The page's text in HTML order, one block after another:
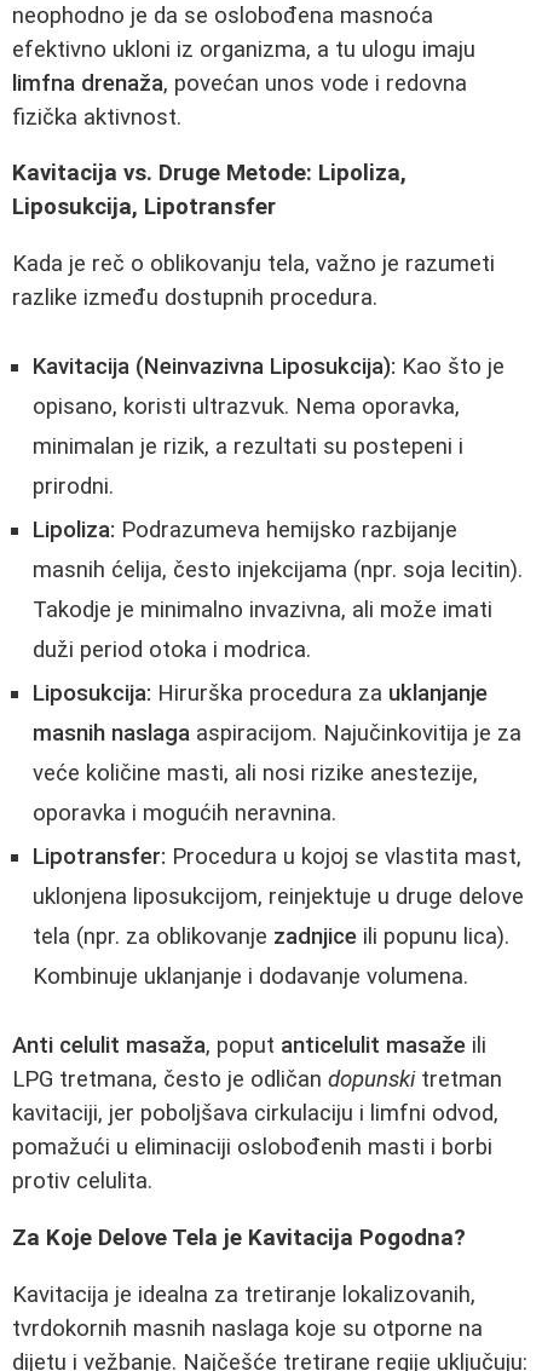
neophodno je da se oslobođena masnoća
efektivno ukloni iz organizma, a tu ulogu imaju
limfna drenaža, povećan unos vode i redovna
fizička aktivnost.
Kavitacija vs. Druge Metode: Lipoliza,
Liposukcija, Lipotransfer
Kada je reč o oblikovanju tela, važno je razumeti
razlike između dostupnih procedura.
Kavitacija (Neinvazivna Liposukcija): Kao što je
opisano, koristi ultrazvuk. Nema oporavka,
minimalan je rizik, a rezultati su postepeni i
prirodni.
Lipoliza: Podrazumeva hemijsko razbijanje
masnih ćelija, često injekcijama (npr. soja lecitin).
Takodje je minimalno invazivna, ali može imati
duži period otoka i modrica.
Liposukcija: Hirurška procedura za uklanjanje
masnih naslaga aspiracijom. Najučinkovitija je za
veće količine masti, ali nosi rizike anestezije,
oporavka i mogućih neravnina.
Lipotransfer: Procedura u kojoj se vlastita mast,
uklonjena liposukcijom, reinjektuje u druge delove
tela (npr. za oblikovanje zadnjice ili popunu lica).
Kombinuje uklanjanje i dodavanje volumena.
Anti celulit masaža, poput anticelulit masaže ili
LPG tretmana, često je odličan dopunskitretman
kavitaciji, jer poboljšava cirkulaciju i limfni odvod,
pomažući u eliminaciji oslobođenih masti i borbi
protiv celulita.
Za Koje Delove Tela je Kavitacija Pogodna?
Kavitacija je idealna za tretiranje lokalizovanih,
tvrdokornih masnih naslaga koje su otporne na
dijetu i vežbanje. Najčešće tretirane regije uključuju: